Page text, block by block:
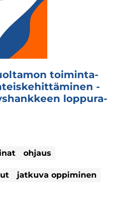
toi­min­ta­
-
lop­pu­ra­
ohjaus
jatkuva oppiminen